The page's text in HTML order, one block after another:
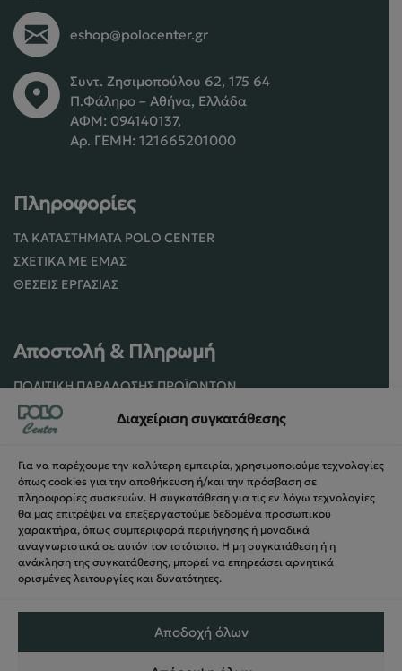
Διαχείριση συγκατάθεσης
Για να παρέχουμε την καλύτερη εμπειρία, χρησιμοποιούμε τεχνολογίες
όπως cookies για την αποθήκευση ή/και την πρόσβαση σε
πληροφορίες συσκευών. Η συγκατάθεση για τις εν λόγω τεχνολογίες
θα μας επιτρέψει να επεξεργαστούμε δεδομένα προσωπικού
χαρακτήρα, όπως συμπεριφορά περιήγησης ή μοναδικά
αναγνωριστικά σε αυτόν τον ιστότοπο. Η μη συγκατάθεση ή η
ανάκληση της συγκατάθεσης, μπορεί να επηρεάσει αρνητικά
ορισμένες λειτουργίες και δυνατότητες.
Αποδοχή όλων
eshop@polocenter.gr
Συντ. Ζησιμοπούλου 62, 175 64
Π.Φάληρο – Αθήνα, Ελλάδα
ΑΦΜ: 094140137,
Αρ. ΓΕΜΗ: 121665201000
Πληροφορίες
ΤΑ ΚΑΤΑΣΤΉΜΑΤΑ POLO CENTER
ΣΧΕΤΙΚΆ ΜΕ ΕΜΆΣ
ΘΈΣΕΙΣ ΕΡΓΑΣΊΑΣ
Αποστολή & Πληρωμή
ΠΟΛΙΤΙΚΉ ΠΑΡΆΔΟΣΗΣ ΠΡΟΪΌΝΤΩΝ
ΠΟΛΙΤΙΚΉ ΕΠΙΣΤΡΟΦΏΝ / ΑΚΥΡΏΣΕΩΝ
ΌΡΟΙ ΧΡΉΣΗΣ ΚΑΙ ΑΣΦΑΛΕΊΑΣ
ΦΌΡΜΑ ΥΠΑΝΑΧΏΡΗΣΗΣ